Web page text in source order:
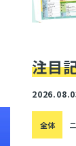
注目
全体